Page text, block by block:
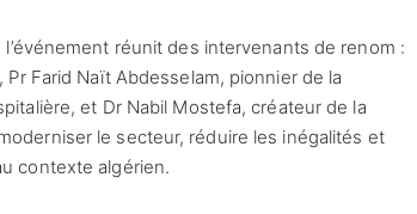
réunit des intervenants de renom :
Farid Naït Abdesselam, pionnier de la
et Dr Nabil Mostefa, créateur de la
le secteur, réduire les inégalités et
contexte algérien.